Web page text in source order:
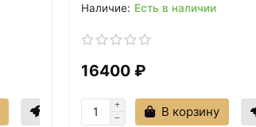
Есть в наличии
16400 ₽
В корзину